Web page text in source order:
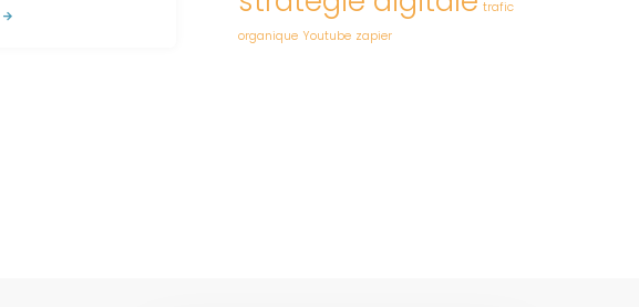
trafic
organique Youtube zapier